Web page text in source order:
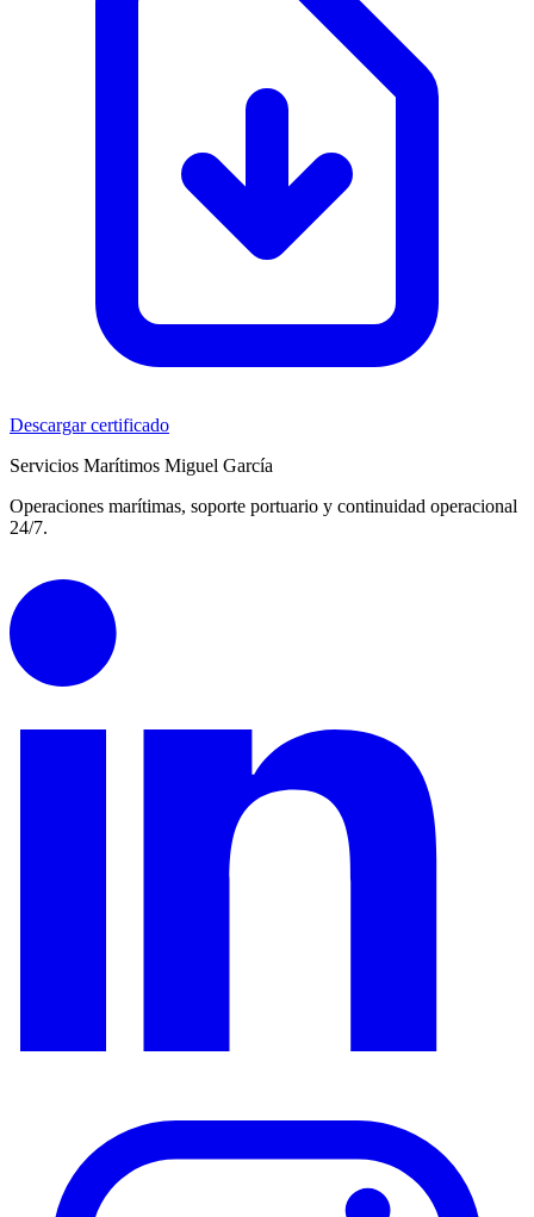
Descargar certificado
Servicios Marítimos Miguel García
Operaciones marítimas, soporte portuario y continuidad operacional
24/7.